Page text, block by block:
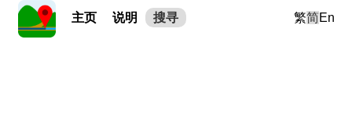
主页 说明 搜寻 繁简En